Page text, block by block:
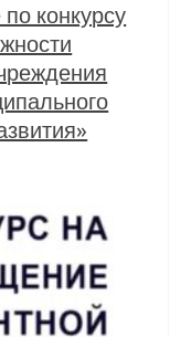
конкурсу